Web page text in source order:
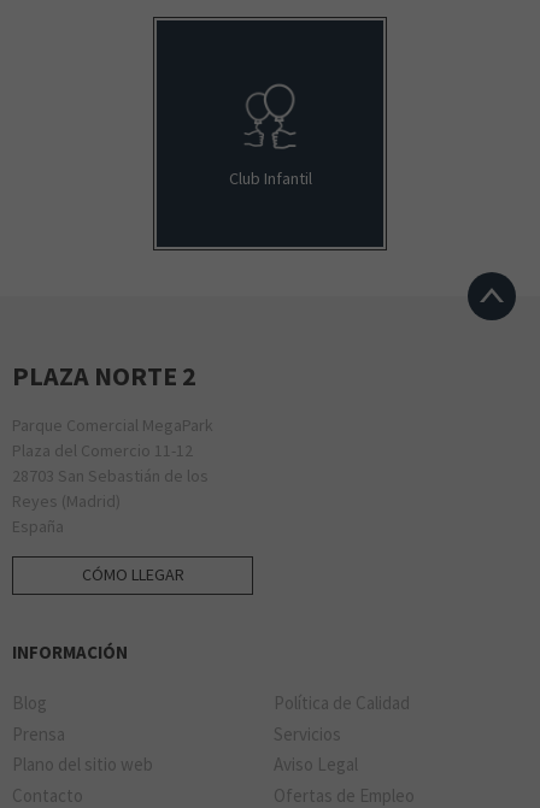
Club Infantil
PLAZA NORTE 2
Parque Comercial MegaPark
Plaza del Comercio 11-12
28703 San Sebastián de los
Reyes (Madrid)
España
CÓMO LLEGAR
INFORMACIÓN
Blog
Política de Calidad
Prensa
Servicios
Plano del sitio web
Aviso Legal
Contacto
Ofertas de Empleo